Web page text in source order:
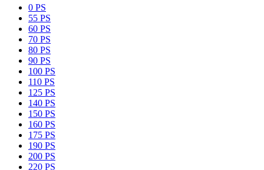
0 PS
55 PS
60 PS
70 PS
80 PS
90 PS
100 PS
110 PS
125 PS
140 PS
150 PS
160 PS
175 PS
190 PS
200 PS
220 PS